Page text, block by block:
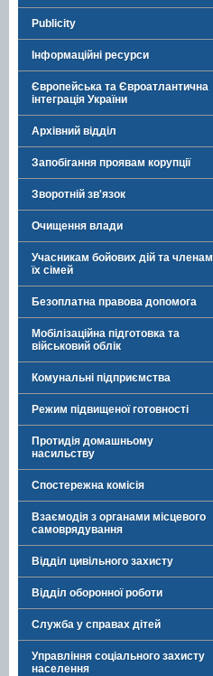
Publicity
Інформаційні ресурси
Європейська та Євроатлантична
інтеграція України
Архівний відділ
Запобігання проявам корупції
Зворотній зв'язок
Очищення влади
Учасникам бойових дій та членам
їх сімей
Безоплатна правова допомога
Мобілізаційна підготовка та
військовий облік
Комунальні підприємства
Режим підвищеної готовності
Протидія домашньому
насильству
Спостережна комісія
Взаємодія з органами місцевого
самоврядування
Відділ цивільного захисту
Відділ оборонної роботи
Служба у справах дітей
Управління соціального захисту
населення